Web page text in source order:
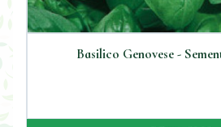
Basilico Genovese -